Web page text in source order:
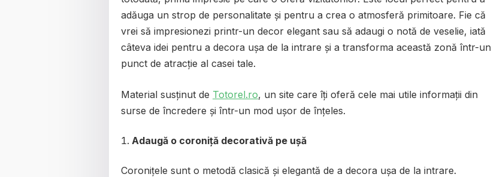
adăuga un strop de personalitate și pentru a crea o atmosferă primitoare. Fie că
vrei să impresionezi printr-un decor elegant sau să adaugi o notă de veselie, iată
câteva idei pentru a decora ușa de la intrare și a transforma această zonă într-un
punct de atracție al casei tale.
Material susținut de Totorel.ro, un site care îți oferă cele mai utile informații din
surse de încredere și într-un mod ușor de înțeles.
Adaugă o coroniță decorativă pe ușă
Coronițele sunt o metodă clasică și elegantă de a decora ușa de la intrare.